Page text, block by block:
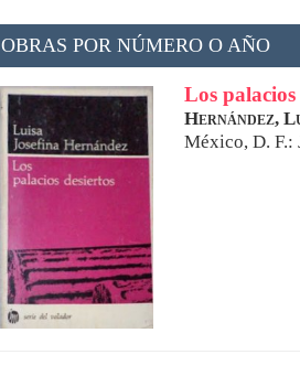
OBRAS POR NÚMERO O AÑO
Los palacios
Hernández,
México, D. F.: